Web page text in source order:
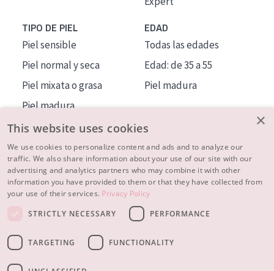
TIPO DE PIEL
Piel sensible
Piel normal y seca
Piel mixata o grasa
Piel madura
Piel expuesta al sol
Piel menopáusica
EDAD
Todas las edades
Edad: de 35 a 55
Piel madura
MÁS SOBRE NOSOTROS
INSPIRACIÓN
CONTACTO
© 2023 - 2026 Diadermine
×
This website uses cookies
We use cookies to personalize content and ads and to analyze our
traffic. We also share information about your use of our site with our
advertising and analytics partners who may combine it with other
information you have provided to them or that they have collected from
your use of their services. Privacy Policy
STRICTLY NECESSARY
PERFORMANCE
TARGETING FUNCTIONALITY